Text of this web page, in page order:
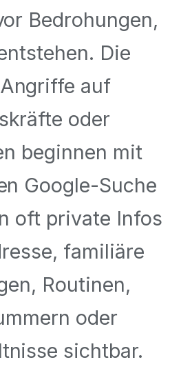
Bedrohungen,
Die
auf
oder
beginnen mit
Google-Suche
oft private Infos
familiäre
Routinen,
oder
sichtbar.